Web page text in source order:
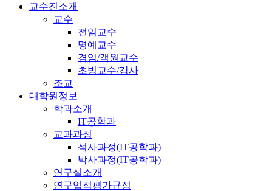
교수진소개
교수
전임교수
명예교수
겸임/객원교수
초빙교수/강사
조교
대학원정보
학과소개
IT공학과
교과과정
석사과정(IT공학과)
박사과정(IT공학과)
연구실소개
연구업적평가규정